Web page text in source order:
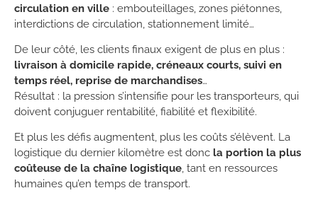
circulation en ville : embouteillages, zones piétonnes,
interdictions de circulation, stationnement limité…
De leur côté, les clients finaux exigent de plus en plus :
livraison à domicile rapide, créneaux courts, suivi en
temps réel, reprise de marchandises…
Résultat : la pression s’intensifie pour les transporteurs, qui
doivent conjuguer rentabilité, fiabilité et flexibilité.
Et plus les défis augmentent, plus les coûts s’élèvent. La
logistique du dernier kilomètre est donc la portion la plus
coûteuse de la chaîne logistique, tant en ressources
humaines qu’en temps de transport.